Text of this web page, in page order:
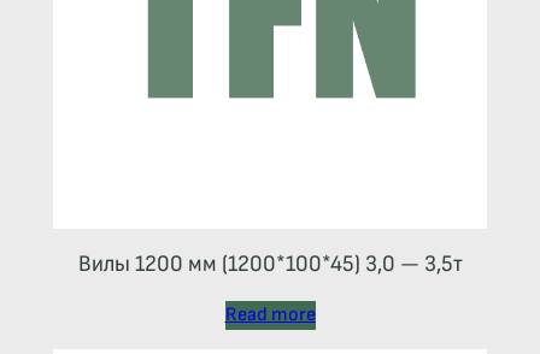
Вилы 1200 мм (1200*100*45) 3,0 — 3,5т
Read more